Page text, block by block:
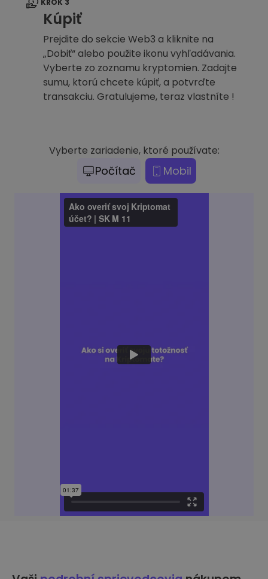
KROK 3
Kúpiť
Prejdite do sekcie Web3 a kliknite na
„Dobiť“ alebo použite ikonu vyhľadávania.
Vyberte zo zoznamu kryptomien. Zadajte
sumu, ktorú chcete kúpiť, a potvrďte
transakciu. Gratulujeme, teraz vlastníte !
Vyberte zariadenie, ktoré používate:
Počítač Mobil